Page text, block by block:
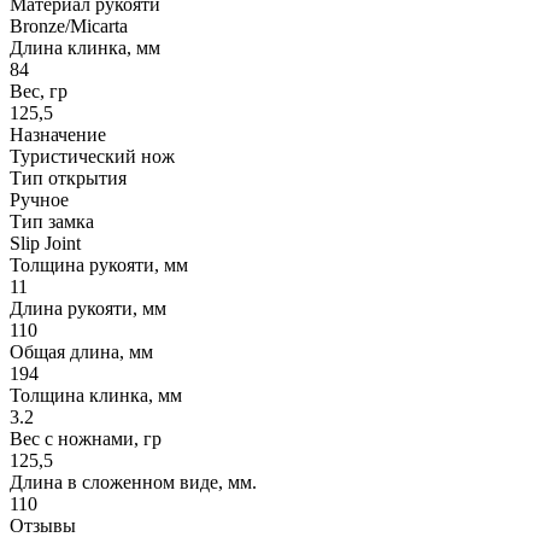
Bronze/Micarta
Длина клинка, мм
84
Вес, гр
125,5
Назначение
Туристический нож
Тип открытия
Ручное
Тип замка
Slip Joint
Толщина рукояти, мм
11
Длина рукояти, мм
110
Общая длина, мм
194
Толщина клинка, мм
3.2
Вес с ножнами, гр
125,5
Длина в сложенном виде, мм.
110
Отзывы